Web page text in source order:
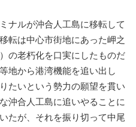
ナルが沖合人工島に移転して
転は中心市街地にあった岬之
の老朽化を口実にしたものだ
地から港湾機能を追い出し
たいという勢力の願望を貫い
沖合人工島に追いやることに
たが、それを振り切って中尾